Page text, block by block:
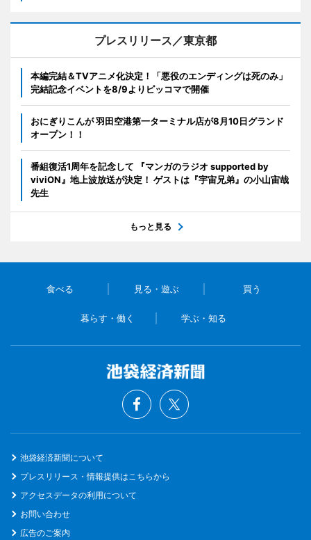
プレスリリース／東京都
本編完結＆TVアニメ化決定！「悪役のエンディングは死のみ」
完結記念イベントを8/9よりピッコマで開催
おにぎりこんが 羽田空港第一ターミナル店が8月10日グランド
オープン！！
番組復活1周年を記念して 『マンガのラジオ supported by
viviON』地上波放送が決定！ ゲストは『宇宙兄弟』の小山宙哉
先生
もっと見る
食べる 見る・遊ぶ 買う
暮らす・働く 学ぶ・知る
池袋経済新聞について
プレスリリース・情報提供はこちらから
アクセスデータの利用について
お問い合わせ
広告のご案内